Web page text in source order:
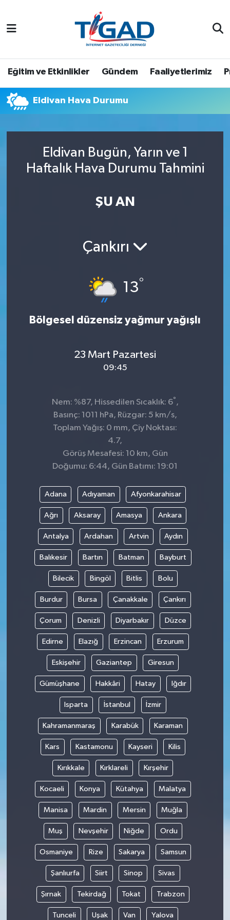
Eğitim ve Etkinlikler Gündem Faaliyetlerimiz
Eldivan Hava Durumu
Eldivan Bugün, Yarın ve 1
Haftalık Hava Durumu Tahmini
ŞU AN
Çankırı
13°
Bölgesel düzensiz yağmur yağışlı
23 Mart Pazartesi
09:45
Nem: %87, Hissedilen Sıcaklık: 6° ,
Basınç: 1011 hPa, Rüzgar: 5 km/s,
Toplam Yağış: 0 mm, Çiy Noktası:
4.7,
Görüş Mesafesi: 10 km, Gün
Doğumu: 6:44, Gün Batımı: 19:01
Adana Adıyaman Afyonkarahisar
Ağrı Aksaray Amasya Ankara
Antalya Ardahan Artvin Aydın
Balıkesir Bartın Batman Bayburt
Bilecik Bingöl Bitlis Bolu
Burdur Bursa Çanakkale Çankırı
Çorum Denizli Diyarbakır Düzce
Edirne Elazığ Erzincan Erzurum
Eskişehir Gaziantep Giresun
Gümüşhane Hakkâri Hatay Iğdır
Isparta İstanbul İzmir
Kahramanmaraş Karabük Karaman
Kars Kastamonu Kayseri Kilis
Kırıkkale Kırklareli Kırşehir
Kocaeli Konya Kütahya Malatya
Manisa Mardin Mersin Muğla
Muş Nevşehir Niğde Ordu
Osmaniye Rize Sakarya Samsun
Şanlıurfa Siirt Sinop Sivas
Şırnak Tekirdağ Tokat Trabzon
Tunceli Uşak Van Yalova
Nöbetçi Eczaneler
Tüm Manşetler
Son Dakika Haberleri